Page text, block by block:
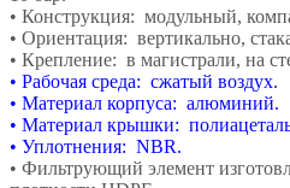
• Конструкция: модульный,
• Ориентация: вертикально,
• Крепление: в магистрали, на
• Рабочая среда: сжатый воздух.
• Материал корпуса: алюминий.
• Материал крышки:
• Уплотнения: NBR.
• Фильтрующий элемент